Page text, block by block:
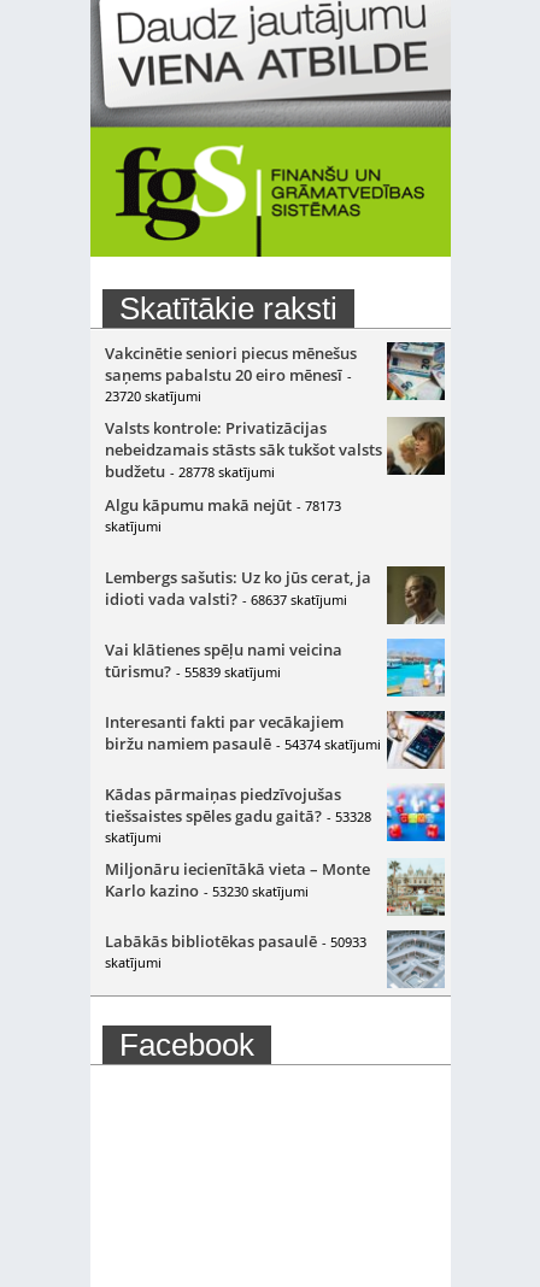
Skatītākie raksti
Vakcinētie seniori piecus mēnešus
saņems pabalstu 20 eiro mēnesī -
23720 skatījumi
Valsts kontrole: Privatizācijas
nebeidzamais stāsts sāk tukšot valsts
budžetu - 28778 skatījumi
Algu kāpumu makā nejūt - 78173
skatījumi
Lembergs sašutis: Uz ko jūs cerat, ja
idioti vada valsti? - 68637 skatījumi
Vai klātienes spēļu nami veicina
tūrismu? - 55839 skatījumi
Interesanti fakti par vecākajiem
biržu namiem pasaulē - 54374 skatījumi
Kādas pārmaiņas piedzīvojušas
tiešsaistes spēles gadu gaitā? - 53328
skatījumi
Miljonāru iecienītākā vieta – Monte
Karlo kazino - 53230 skatījumi
Labākās bibliotēkas pasaulē - 50933
skatījumi
Facebook